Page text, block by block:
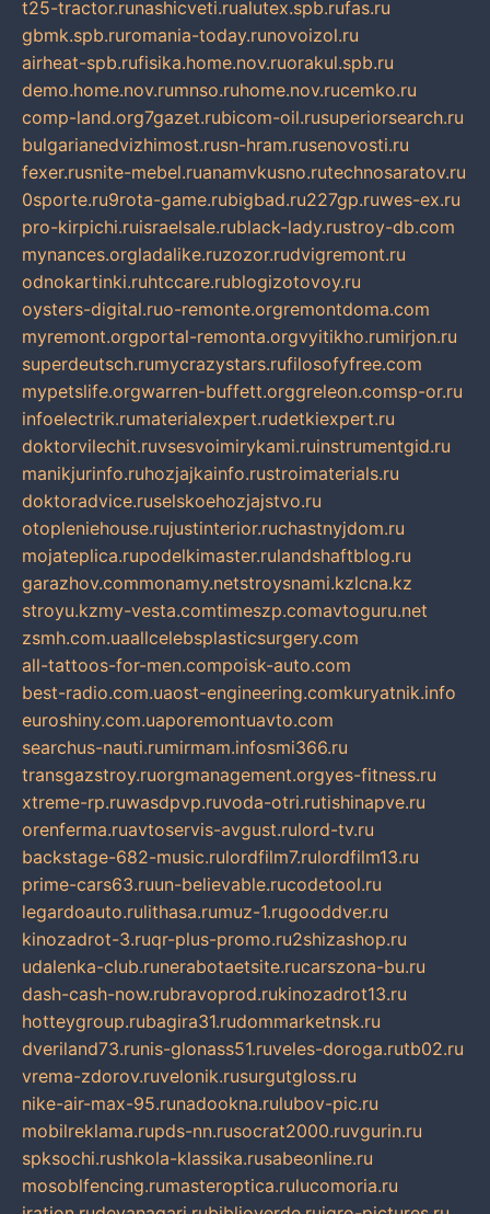
t25-tractor.runashicveti.rualutex.spb.rufas.ru
gbmk.spb.ruromania-today.runovoizol.ru
airheat-spb.rufisika.home.nov.ruorakul.spb.ru
demo.home.nov.rumnso.ruhome.nov.rucemko.ru
comp-land.org7gazet.rubicom-oil.rusuperiorsearch.ru
bulgarianedvizhimost.rusn-hram.rusenovosti.ru
fexer.rusnite-mebel.ruanamvkusno.rutechnosaratov.ru
0sporte.ru9rota-game.rubigbad.ru227gp.ruwes-ex.ru
pro-kirpichi.ruisraelsale.rublack-lady.rustroy-db.com
mynances.orgladalike.ruzozor.rudvigremont.ru
odnokartinki.ruhtccare.rublogizotovoy.ru
oysters-digital.ruo-remonte.orgremontdoma.com
myremont.orgportal-remonta.orgvyitikho.rumirjon.ru
superdeutsch.rumycrazystars.rufilosofyfree.com
mypetslife.orgwarren-buffett.orggreleon.comsp-or.ru
infoelectrik.rumaterialexpert.rudetkiexpert.ru
doktorvilechit.ruvsesvoimirykami.ruinstrumentgid.ru
manikjurinfo.ruhozjajkainfo.rustroimaterials.ru
doktoradvice.ruselskoehozjajstvo.ru
otopleniehouse.rujustinterior.ruchastnyjdom.ru
mojateplica.rupodelkimaster.rulandshaftblog.ru
garazhov.commonamy.netstroysnami.kzlcna.kz
stroyu.kzmy-vesta.comtimeszp.comavtoguru.net
zsmh.com.uaallcelebsplasticsurgery.com
all-tattoos-for-men.compoisk-auto.com
best-radio.com.uaost-engineering.comkuryatnik.info
euroshiny.com.uaporemontuavto.com
searchus-nauti.rumirmam.infosmi366.ru
transgazstroy.ruorgmanagement.orgyes-fitness.ru
xtreme-rp.ruwasdpvp.ruvoda-otri.rutishinapve.ru
orenferma.ruavtoservis-avgust.rulord-tv.ru
backstage-682-music.rulordfilm7.rulordfilm13.ru
prime-cars63.ruun-believable.rucodetool.ru
legardoauto.rulithasa.rumuz-1.rugooddver.ru
kinozadrot-3.ruqr-plus-promo.ru2shizashop.ru
udalenka-club.runerabotaetsite.rucarszona-bu.ru
dash-cash-now.rubravoprod.rukinozadrot13.ru
hotteygroup.rubagira31.rudommarketnsk.ru
dveriland73.runis-glonass51.ruveles-doroga.rutb02.ru
vrema-zdorov.ruvelonik.rusurgutgloss.ru
nike-air-max-95.runadookna.rulubov-pic.ru
mobilreklama.rupds-nn.rusocrat2000.ruvgurin.ru
spksochi.rushkola-klassika.rusabeonline.ru
mosoblfencing.rumasteroptica.rulucomoria.ru